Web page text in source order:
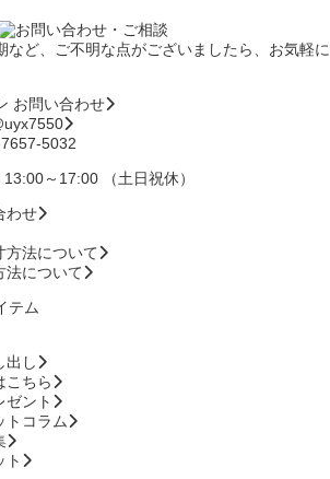
など、ご不明な点がございましたら、お気軽に
お問い合わせ
5032
～17:00 （土日祝休）
わせ
方法について
法について
テム
出し
こちら
ゼント
トコラム
ト